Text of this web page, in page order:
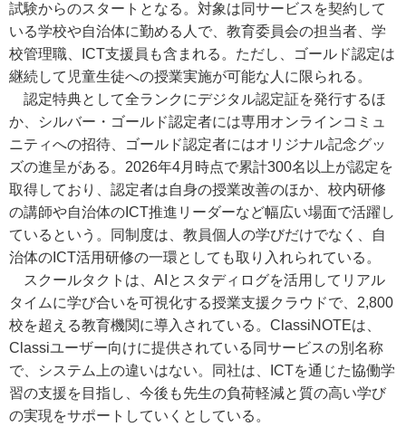
試験からのスタートとなる。対象は同サービスを契約して
いる学校や自治体に勤める人で、教育委員会の担当者、学
校管理職、ICT支援員も含まれる。ただし、ゴールド認定は
継続して児童生徒への授業実施が可能な人に限られる。
認定特典として全ランクにデジタル認定証を発行するほ
か、シルバー・ゴールド認定者には専用オンラインコミュ
ニティへの招待、ゴールド認定者にはオリジナル記念グッ
ズの進呈がある。2026年4月時点で累計300名以上が認定を
取得しており、認定者は自身の授業改善のほか、校内研修
の講師や自治体のICT推進リーダーなど幅広い場面で活躍し
ているという。同制度は、教員個人の学びだけでなく、自
治体のICT活用研修の一環としても取り入れられている。
スクールタクトは、AIとスタディログを活用してリアル
タイムに学び合いを可視化する授業支援クラウドで、2,800
校を超える教育機関に導入されている。ClassiNOTEは、
Classiユーザー向けに提供されている同サービスの別名称
で、システム上の違いはない。同社は、ICTを通じた協働学
習の支援を目指し、今後も先生の負荷軽減と質の高い学び
の実現をサポートしていくとしている。